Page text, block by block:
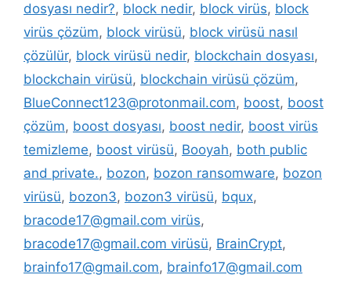
dosyası nedir?, block nedir, block virüs, block
virüs çözüm, block virüsü, block virüsü nasıl
çözülür, block virüsü nedir, blockchain dosyası,
blockchain virüsü, blockchain virüsü çözüm,
BlueConnect123@protonmail.com, boost, boost
çözüm, boost dosyası, boost nedir, boost virüs
temizleme, boost virüsü, Booyah, both public
and private., bozon, bozon ransomware, bozon
virüsü, bozon3, bozon3 virüsü, bqux,
bracode17@gmail.com virüs,
bracode17@gmail.com virüsü, BrainCrypt,
brainfo17@gmail.com, brainfo17@gmail.com